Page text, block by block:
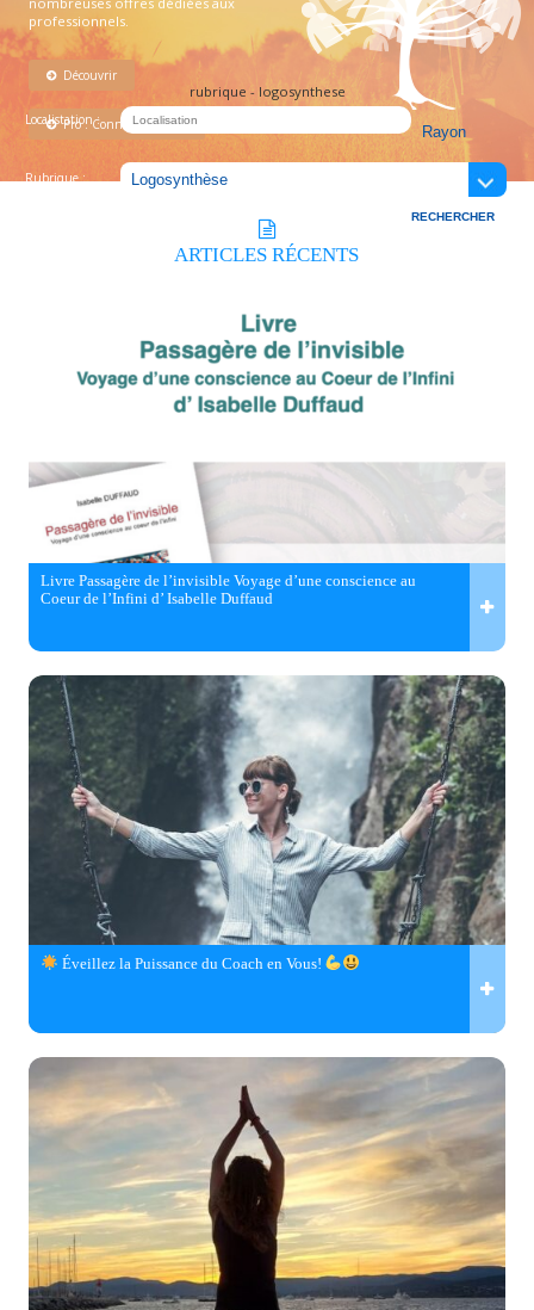
rubrique - logosynthese
Localistation :
Rubrique :
professionnels.
Découvrir
Pro : Connectez-vous !
ARTICLES RÉCENTS
Livre Passagère de l’invisible Voyage d’une conscience au
Coeur de l’Infini d’ Isabelle Duffaud
Éveillez la Puissance du Coach en Vous!